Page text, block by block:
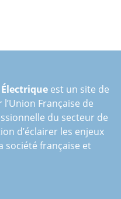
Électrique est un site de
Française de
du secteur de
d’éclairer les enjeux
société française et